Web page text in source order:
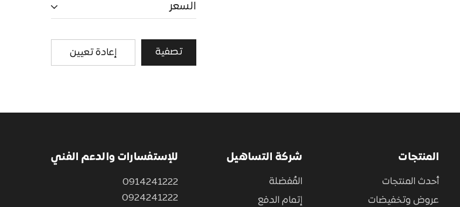
السعر
تصفية إعادة تعيين
المنتجات
أحدث المنتجات
عروض وتخفيضات
شركة التساهيل
المُفضلة
إتمام الدفع
للإستفسارات والدعم الفني
0914241222
0924241222